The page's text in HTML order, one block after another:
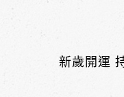
新歲開運